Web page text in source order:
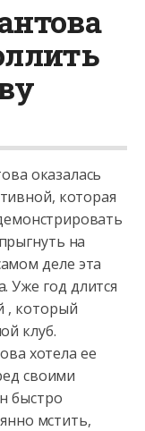
оказалась
которая
на
деле эта
Уже год длится
, который
клуб.
хотела ее
своими
быстро
мстить,